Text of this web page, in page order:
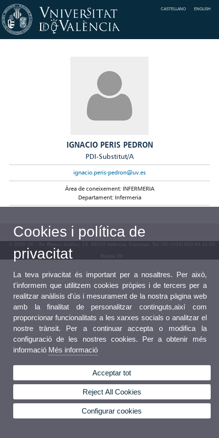
CASTELLANO ENGLISH
IGNACIO PERIS PEDRON
PDI-Substitut/A
ignacio.peris-pedron@uv.es
Àrea de coneixement: INFERMERIA
Departament: Infermeria
© 2026 UV. - Av. Blasco Ibáñez, 13. 46010 València. Espanya. Tel. UV: (+34) 963 86 41 00
Bústia UV
Cookies i política de
privacitat
La teva privacitat és important per a nosaltres. Per això,
t'informem que utilitzem cookies pròpies i de tercers per a
realitzar anàlisis d'ús i mesurament de la nostra pàgina web
amb la finalitat de personalitzar continguts,així com
proporcionar funcionalitats a les xarxes socials o analitzar el
nostre trànsit. Per a continuar accepta o modifica la
configuració de les nostres cookies. Per a obtenir més
informació Més informació
Acceptar tot
Reject All Cookies
Configurar cookies